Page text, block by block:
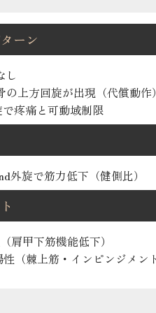
ーン
し
上方回旋が出現（代償動作）
疼痛と可動域制限
外旋で筋力低下（健側比）
甲下筋機能低下）
（棘上筋・インピンジメン